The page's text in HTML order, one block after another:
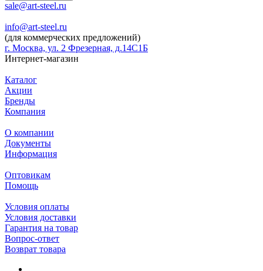
sale@art-steel.ru
info@art-steel.ru
(для коммерческих предложений)
г. Москва, ул. 2 Фрезерная, д.14С1Б
Интернет-магазин
Каталог
Акции
Бренды
Компания
О компании
Документы
Информация
Оптовикам
Помощь
Условия оплаты
Условия доставки
Гарантия на товар
Вопрос-ответ
Возврат товара